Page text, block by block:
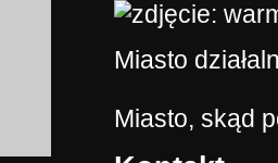
Miasto
Miasto, skąd